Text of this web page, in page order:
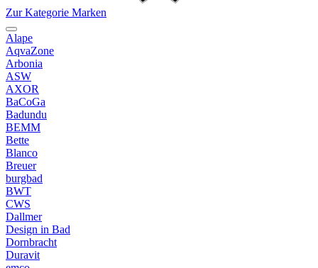
Zur Kategorie Marken
Alape
AqvaZone
Arbonia
ASW
AXOR
BaCoGa
Badundu
BEMM
Bette
Blanco
Breuer
burgbad
BWT
CWS
Dallmer
Design in Bad
Dornbracht
Duravit